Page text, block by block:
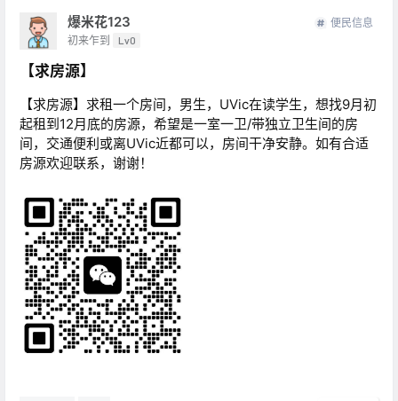
爆米花123
初来乍到 Lv0
便民信息
【求房源】
【求房源】求租一个房间，男生，UVic在读学生，想找9月初
起租到12月底的房源，希望是一室一卫/带独立卫生间的房
间，交通便利或离UVic近都可以，房间干净安静。如有合适
房源欢迎联系，谢谢！